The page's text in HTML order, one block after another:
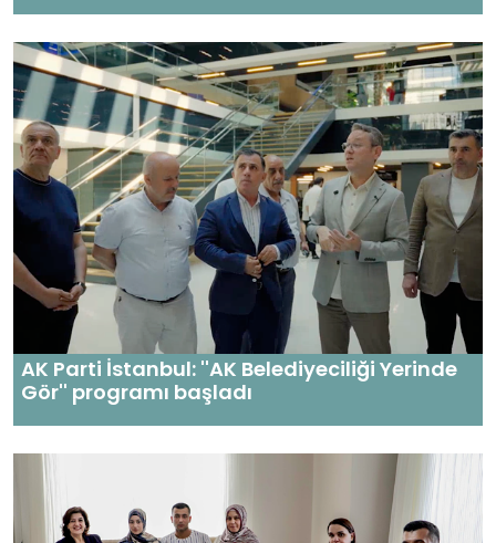
AK Parti İstanbul: ''AK Belediyeciliği Yerinde
Gör'' programı başladı